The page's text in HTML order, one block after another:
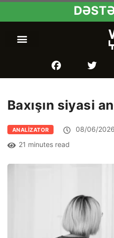
Baxışın siyasi
ANALIZATOR 08/06/2026
21 minutes read